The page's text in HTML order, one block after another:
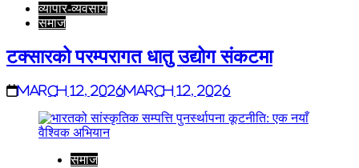
व्यापार-व्यवसाय
समाज
टक्सारको परम्परागत धातु उद्योग संकटमा
March 12, 2026March 12, 2026
समाज